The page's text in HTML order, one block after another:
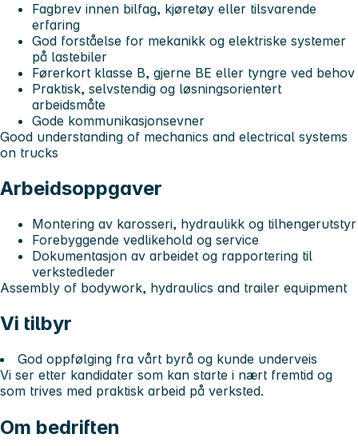
Fagbrev innen bilfag, kjøretøy eller tilsvarende
erfaring
God forståelse for mekanikk og elektriske systemer
på lastebiler
Førerkort klasse B, gjerne BE eller tyngre ved behov
Praktisk, selvstendig og løsningsorientert
arbeidsmåte
Gode kommunikasjonsevner
Good understanding of mechanics and electrical systems
on trucks
Arbeidsoppgaver
Montering av karosseri, hydraulikk og tilhengerutstyr
Forebyggende vedlikehold og service
Dokumentasjon av arbeidet og rapportering til
verkstedleder
Assembly of bodywork, hydraulics and trailer equipment
Vi tilbyr
God oppfølging fra vårt byrå og kunde underveis
Vi ser etter kandidater som kan starte i nært fremtid og
som trives med praktisk arbeid på verksted.
Om bedriften